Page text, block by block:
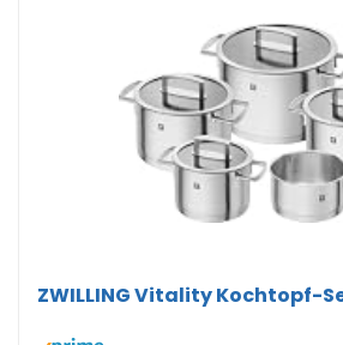
ZWILLING Vitality Kochtopf-